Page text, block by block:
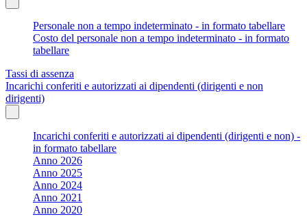
Personale non a tempo indeterminato - in formato tabellare
Costo del personale non a tempo indeterminato - in formato
tabellare
Tassi di assenza
Incarichi conferiti e autorizzati ai dipendenti (dirigenti e non
dirigenti)
Incarichi conferiti e autorizzati ai dipendenti (dirigenti e non) -
in formato tabellare
Anno 2026
Anno 2025
Anno 2024
Anno 2021
Anno 2020